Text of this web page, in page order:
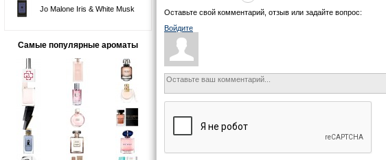
Jo Malone Iris & White Musk
Самые популярные ароматы
Оставьте свой комментарий, отзыв или задайте вопрос:
Войдите